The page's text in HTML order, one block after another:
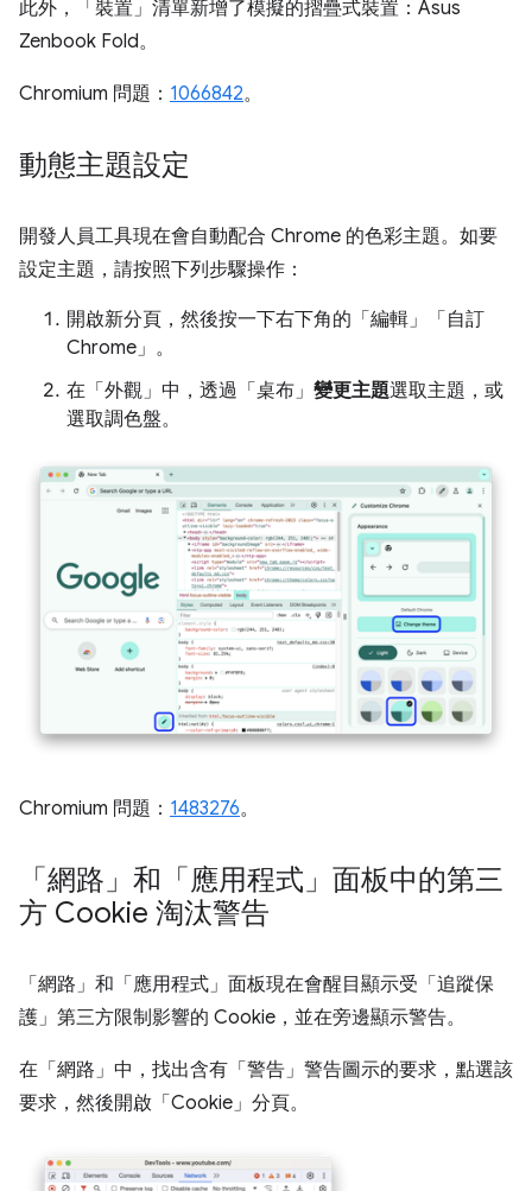
此外，「裝置」 清單新增了模擬的摺疊式裝置：Asus
Zenbook Fold。
Chromium 問題： 1066842。
動態主題設定
開發人員工具現在會自動配合 Chrome 的色彩主題。如要
設定主題，請按照下列步驟操作：
開啟新分頁，然後按一下右下角的「編輯」
「自訂
Chrome」 。
在「外觀」中，透過「桌布」 變更主題選取主題，或
選取調色盤。
Chromium 問題： 1483276。
「網路」和「應用程式」面板中的第三
方 Cookie 淘汰警告
「網路」 和「應用程式」 面板現在會醒目顯示受「追蹤保
護」 第三方限制影響的 Cookie，並在旁邊顯示警告。
在「網路」 中，找出含有「警告」 警告圖示的要求，點選該
要求，然後開啟「Cookie」 分頁。